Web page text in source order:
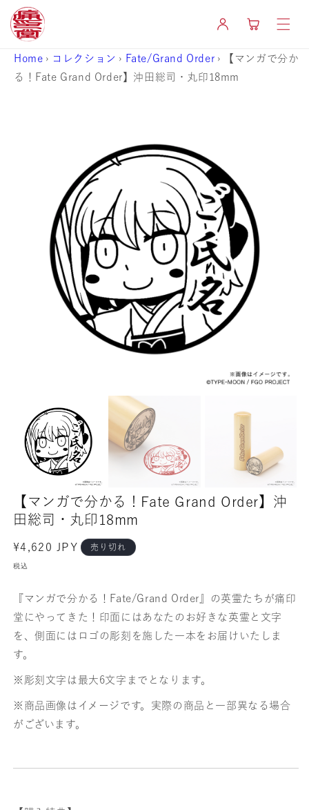
ンツに
進む
イ
ー
Home › コレクション › Fate/Grand Order ›
【マンガで分か
る！Fate Grand Order】沖田総司・丸印18mm
【マンガで分かる！Fate Grand Order】沖
田総司・丸印18mm
通
常
格
¥4,620 JPY 売り切れ
税込
『マンガで分かる！Fate/Grand Order』の英霊たちが痛印
堂にやってきた！印面にはあなたのお好きな英霊と文字
を、側面にはロゴの彫刻を施した一本をお届けいたしま
す。
※彫刻文字は最大6文字までとなります。
※商品画像はイメージです。実際の商品と一部異なる場合
がございます。